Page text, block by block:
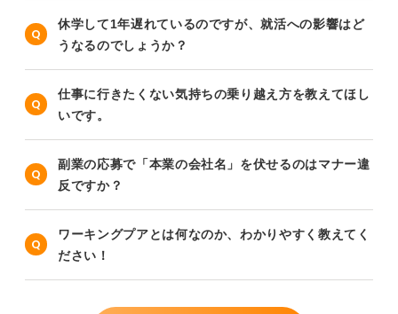
休学して1年遅れているのですが、就活への影響はど
うなるのでしょうか？
仕事に行きたくない気持ちの乗り越え方を教えてほし
いです。
副業の応募で「本業の会社名」を伏せるのはマナー違
反ですか？
ワーキングプアとは何なのか、わかりやすく教えてく
ださい！